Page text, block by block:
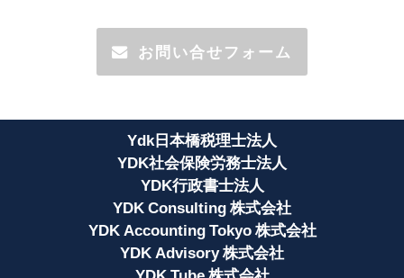
お問い合せフォーム
Ydk日本橋税理士法人
YDK社会保険労務士法人
YDK行政書士法人
YDK Consulting 株式会社
YDK Accounting Tokyo 株式会社
YDK Advisory 株式会社
YDK Tube 株式会社